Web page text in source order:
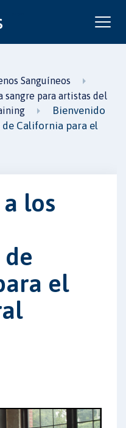
Sanguíneos
sangre para artistas del
Bienvenido
de California para el
los
de
el